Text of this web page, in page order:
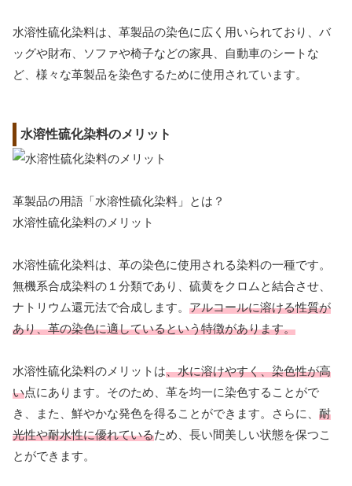
水溶性硫化染料は、革製品の染色に広く用いられており、バ
ッグや財布、ソファや椅子などの家具、自動車のシートな
ど、様々な革製品を染色するために使用されています。
水溶性硫化染料のメリット
革製品の用語「水溶性硫化染料」とは？
水溶性硫化染料のメリット
水溶性硫化染料は、革の染色に使用される染料の一種です。
無機系合成染料の１分類であり、硫黄をクロムと結合させ、
ナトリウム還元法で合成します。 アルコールに溶ける性質が
あり、革の染色に適しているという特徴があります。
水溶性硫化染料のメリットは、水に溶けやすく、染色性が高
い点にあります。そのため、革を均一に染色することがで
き、また、鮮やかな発色を得ることができます。さらに、 耐
光性や耐水性に優れているため、長い間美しい状態を保つこ
とができます。